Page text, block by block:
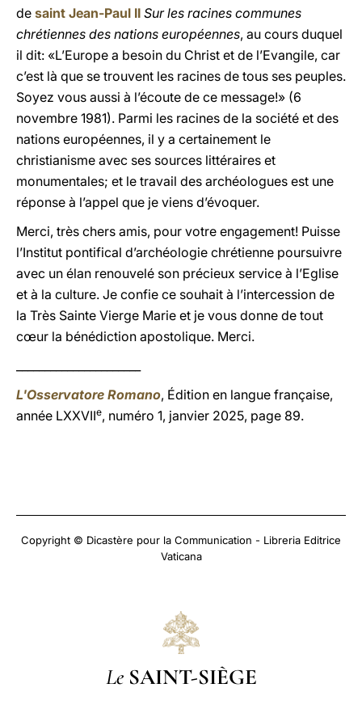
de saint Jean-Paul II Sur les racines communes
chrétiennes des nations européennes, au cours duquel
il dit: «L’Europe a besoin du Christ et de l’Evangile, car
c’est là que se trouvent les racines de tous ses peuples.
Soyez vous aussi à l’écoute de ce message!» (6
novembre 1981). Parmi les racines de la société et des
nations européennes, il y a certainement le
christianisme avec ses sources littéraires et
monumentales; et le travail des archéologues est une
réponse à l’appel que je viens d’évoquer.
Merci, très chers amis, pour votre engagement! Puisse
l’Institut pontifical d’archéologie chrétienne poursuivre
avec un élan renouvelé son précieux service à l’Eglise
et à la culture. Je confie ce souhait à l’intercession de
la Très Sainte Vierge Marie et je vous donne de tout
cœur la bénédiction apostolique. Merci.
L'Osservatore Romano, Édition en langue française,
année LXXVIIe, numéro 1, janvier 2025, page 89.
Copyright © Dicastère pour la Communication - Libreria Editrice
Vaticana
Le SAINT-SIÈGE